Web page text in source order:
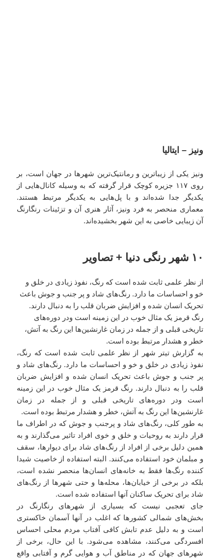
ونیز – ایتالیا
ونیز یکی از زیباترین و رمانتیک‌ترین شهرها در جهان است، بر
روی ۱۱۷ جزیره کوچک قرار گرفته که به وسیله کانال‌هایی از
یکدیگر جدا شده‌اند و با پل‌هایی به یکدیگر مرتبط هستند.
معماری منحصر به فرد ونیز، آثار هنری آن و تزئینات رنگارنگ
آن زیبایی خاصی به این شهر بخشیده‌اند.
۱۰ شهر رنگی دنیا + تصاویر
از نظر علمی ثابت شده است که رنگ، نفوذ زیادی در خلق و
خو و احساسات ما دارد. رنگ‌های شاد و پر جنب و جوش باعث
تحریک انسان شده و افزایش ضربان قلب را به دنبال دارند.
رنگ قرمز یک مثال خوب در این زمینه است ودر دوره‌های
تاریخی قبلی و از جمله در زمان غارنشین‌ها این رنگ به آتش،
خطر و هشدار مرتبط بوده است.
به گزارش تیتر شهر از نظر علمی ثابت شده است که رنگ،
نفوذ زیادی در خلق و خو و احساسات ما دارد. رنگ‌های شاد و
پر جنب و جوش باعث تحریک انسان شده و افزایش ضربان
قلب را به دنبال دارند. رنگ قرمز یک مثال خوب در این زمینه
است ودر دوره‌های تاریخی قبلی و از جمله در زمان
غارنشین‌ها این رنگ به آتش، خطر و هشدار مرتبط بوده است.
به طور کلی، رنگ‌های شاد و پرجنب و جوش که در اطراف ما
قرار دارند به روحیات و خلق و خوی افراد تاثیر می‌گذارند و به
همین دلیل برخی از افراد از رنگ‌های شاد برای دیوارها، سقف
و مبلمان خود استفاده می‌کنند. البته استفاده از خاصیت شیدا
کننده رنگ‌ها فقط به خانه‌های انسان‌ها منحصر نشده است،
بلکه در برخی از خیابان‌ها، محله‌ها و حتی شهرها از رنگ‌های
شاد برای تحریک ساکنان آنها استفاده شده است.
جای تعجبی نیست که بسیاری از شهرهای رنگارنگ در
بخش‌های شمالی کشورها که اغلب در آنها آسمان خاکستری
است و به دلیل عدم تابش کافی آفتاب مردم محلی احساس
افسردگی می‌کنند، مشاهده می‌شود. با این حال، برخی از
شهرهای جهان که در مناطق آب و هوایی گرم و آفتابی واقع